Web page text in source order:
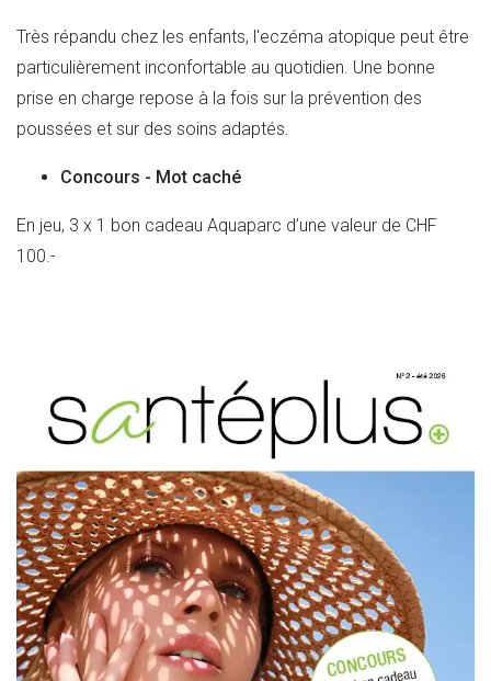
Très répandu chez les enfants, l'eczéma atopique peut être
particulièrement inconfortable au quotidien. Une bonne
prise en charge repose à la fois sur la prévention des
poussées et sur des soins adaptés.​
Concours - Mot caché
En jeu, 3 x 1 bon cadeau Aquaparc d’une valeur de CHF
100.-